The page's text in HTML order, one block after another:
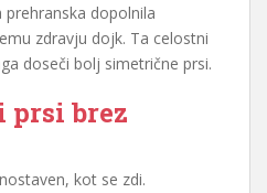
dopolnila
zdravju dojk. Ta celostni
doseči bolj simetrične prsi.
prsi brez
kot se zdi.